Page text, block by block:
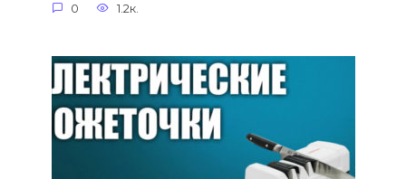
0 1.2к.